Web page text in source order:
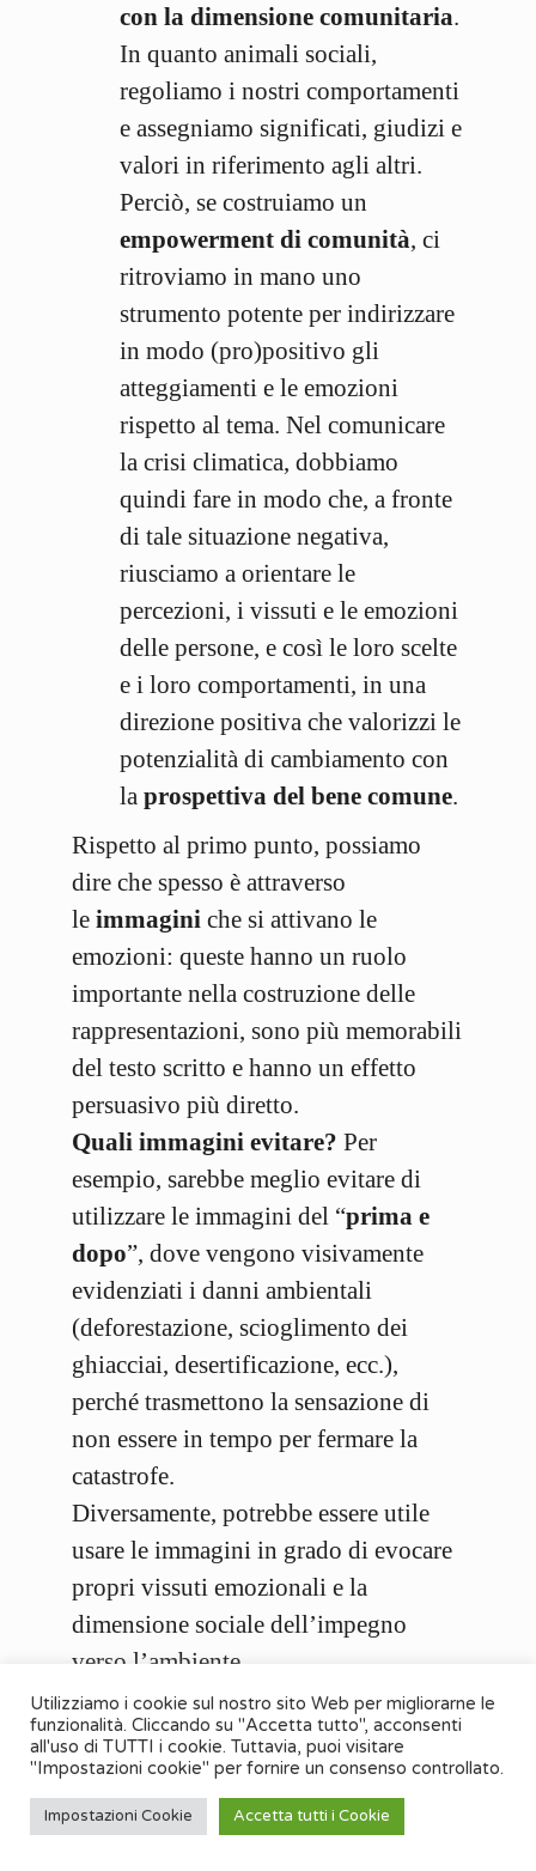
con la dimensione comunitaria.
In quanto animali sociali,
regoliamo i nostri comportamenti
e assegniamo significati, giudizi e
valori in riferimento agli altri.
Perciò, se costruiamo un
empowerment di comunità, ci
ritroviamo in mano uno
strumento potente per indirizzare
in modo (pro)positivo gli
atteggiamenti e le emozioni
rispetto al tema. Nel comunicare
la crisi climatica, dobbiamo
quindi fare in modo che, a fronte
di tale situazione negativa,
riusciamo a orientare le
percezioni, i vissuti e le emozioni
delle persone, e così le loro scelte
e i loro comportamenti, in una
direzione positiva che valorizzi le
potenzialità di cambiamento con
la prospettiva del bene comune.
Rispetto al primo punto, possiamo
dire che spesso è attraverso
le immagini che si attivano le
emozioni: queste hanno un ruolo
importante nella costruzione delle
rappresentazioni, sono più memorabili
del testo scritto e hanno un effetto
persuasivo più diretto.
Quali immagini evitare? Per
esempio, sarebbe meglio evitare di
utilizzare le immagini del “prima e
dopo”, dove vengono visivamente
evidenziati i danni ambientali
(deforestazione, scioglimento dei
ghiacciai, desertificazione, ecc.),
perché trasmettono la sensazione di
non essere in tempo per fermare la
catastrofe.
Diversamente, potrebbe essere utile
usare le immagini in grado di evocare
propri vissuti emozionali e la
dimensione sociale dell’impegno
verso l’ambiente.
Inoltre, illinguaggio figuratoè
importantissimo: le parole possono
essere in grado di attivare
raffigurazioni mentali. Questo è vero
Utilizziamo i cookie sul nostro sito Web per migliorarne le
funzionalità. Cliccando su "Accetta tutto", acconsenti
all'uso di TUTTI i cookie. Tuttavia, puoi visitare
"Impostazioni cookie" per fornire un consenso controllato.
Impostazioni Cookie Accetta tutti i Cookie